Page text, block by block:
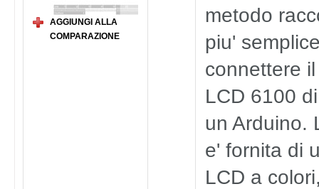
AGGIUNGI ALLA
COMPARAZIONE
metodo
piu'
connettere
LCD 6100
un Arduino.
e' fornita di
LCD a